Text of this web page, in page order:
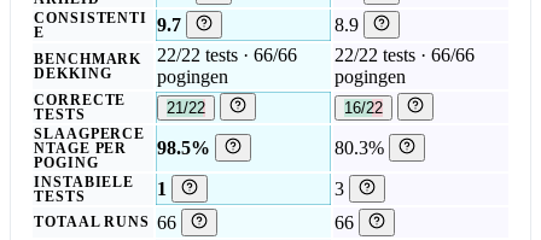
CONSISTENTI
E
9.7 8.9
BENCHMARK
DEKKING
22/22 tests · 66/66
pogingen
22/22 tests · 66/66
pogingen
CORRECTE
TESTS
21/22 16/22
SLAAGPERCE
NTAGE PER
POGING
98.5% 80.3%
INSTABIELE
TESTS
1 3
TOTAAL RUNS 66 66